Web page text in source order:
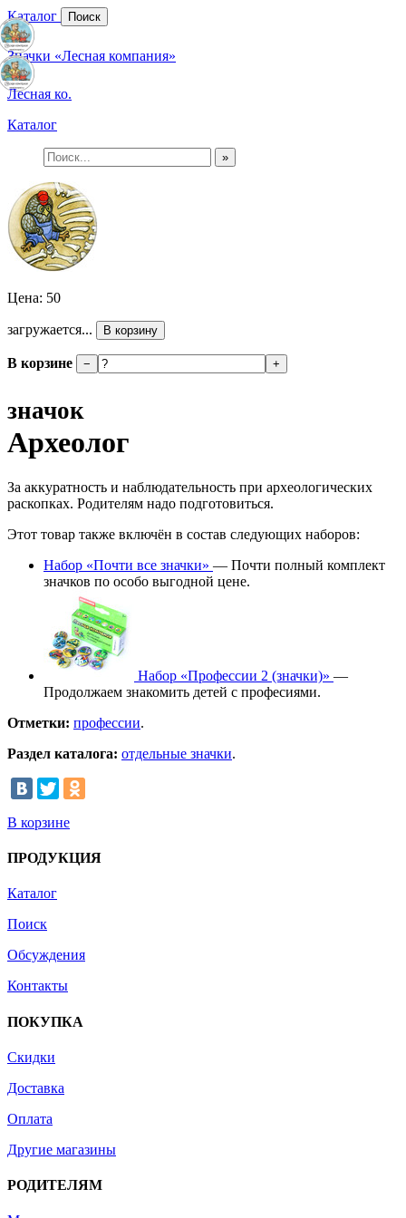
Каталог Поиск
Значки «Лесная компания»
Лесная ко.
Каталог
»
Цена: 50
загружается... В корзину
В корзине − +
значок
Археолог
За аккуратность и наблюдательность при археологических
раскопках. Родителям надо подготовиться.
Этот товар также включён в состав следующих наборов:
Набор «Почти все значки» — Почти полный комплект
значков по особо выгодной цене.
Набор «Профессии 2 (значки)» —
Продолжаем знакомить детей с професиями.
Отметки: профессии.
Раздел каталога: отдельные значки.
В корзине
ПРОДУКЦИЯ
Каталог
Поиск
Обсуждения
Контакты
ПОКУПКА
Скидки
Доставка
Оплата
Другие магазины
РОДИТЕЛЯМ